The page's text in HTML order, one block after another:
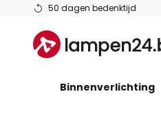
50 dagen bedenktijd
Ga
de
inhoud
Binnenverlichting